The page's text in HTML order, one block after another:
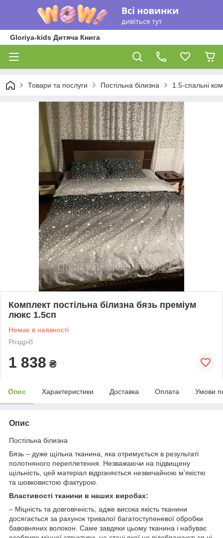
Gloriya-kids Дитяча Книга
Товари та послуги Постільна білизна 1.5-спальні
Комплект постільна білизна бязь преміум
люкс 1.5сп
Немає в наявності
Роздріб
1 838 ₴
Опис Характеристики Доставка Оплата Умови
Опис
Постільна білизна
Бязь – дуже щільна тканина, яка отримується в результаті
полотняного переплетення. Незважаючи на підвищену
щільність, цей матеріал відрізняється незвичайною м’якістю
та шовковистою фактурою.
Властивості тканини в наших виробах:
– Міцність та довговічність, адже висока якість тканини
досягається за рахунок тривалої багатоступеневої обробки
бавовняних волокон. Саме завдяки цьому тканина і набуває